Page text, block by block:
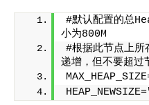
#默认配置的总
小为800M
#根据此节点上所
递增，但不要超过